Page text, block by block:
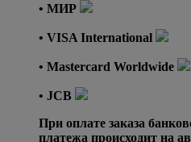
• МИР
• VISA International
• Mastercard Worldwide
• JCB
При оплате заказа
платежа происходит на